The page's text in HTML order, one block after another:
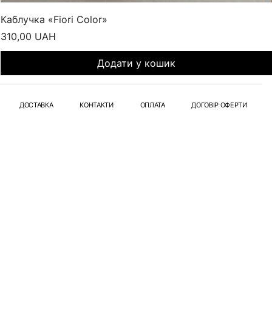
Каблучка «Fiori Color»
Ціна
310,00 UAH
Додати у кошик
ДОСТАВКА КОНТАКТИ ОПЛАТА ДОГОВІР ОФЕРТИ